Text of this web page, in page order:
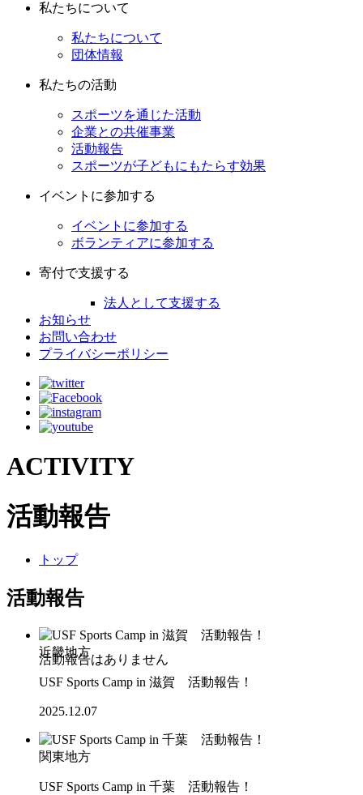
私たちについて
私たちについて
団体情報
私たちの活動
スポーツを通じた活動
企業との共催事業
活動報告
スポーツが子どもにもたらす効果
イベントに参加する
イベントに参加する
ボランティアに参加する
寄付で支援する
法人として支援する
お知らせ
お問い合わせ
プライバシーポリシー
ACTIVITY
活動報告
トップ
活動報告
近畿地方
USF Sports Camp in 滋賀 活動報告！
2025.12.07
関東地方
USF Sports Camp in 千葉 活動報告！